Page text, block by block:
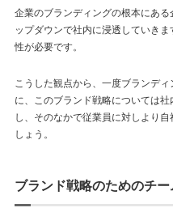
企業のブランディングの根本にあ
ップダウンで社内に浸透していき
性が必要です。
こうした観点から、一度ブランデ
に、このブランド戦略については
し、そのなかで従業員に対しより
しょう。
ブランド戦略のためのチ